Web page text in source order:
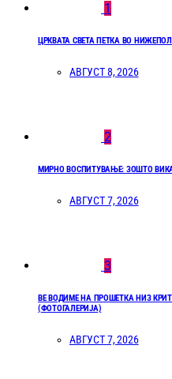
1
ЦРКВАТА СВЕТА ПЕТКА ВО
АВГУСТ 8, 2026
2
МИРНО ВОСПИТУВАЊЕ: ЗОШТО
АВГУСТ 7, 2026
3
ВЕ ВОДИМЕ НА ПРОШЕТКА НИЗ
(ФОТОГАЛЕРИЈА)
АВГУСТ 7, 2026